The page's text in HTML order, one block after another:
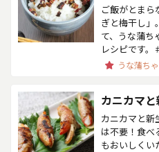
ご飯がとまら
ぎと梅干し」
て、うな蒲ち
レシピです。
うな蒲ち
カニカマ
カニカマと新
は不要！食べ
もおいしくい